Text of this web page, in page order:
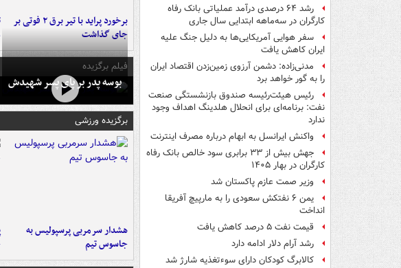
رشد ۶۴ درصدی درآمد عملیاتی بانک رفاه
کارگران در سه‌ماهه ابتدایی سال جاری
سفر هوایی آمریکایی‌ها به دلیل جنگ علیه
ایران کاهش یافت
مدنی‌زاده: دشمن آرزوی زمین‌زدن اقتصاد ایران
را به گور خواهد برد
رئیس هیئت‌رئیسه صندوق بازنشستگی صنعت
نفت: برنامه‌ای برای انحلال هلدینگ اهداف وجود
ندارد
واکنش ایرانسل به ابهام درباره مصرف اینترنت
جهش بیش از ۳۳ برابری سود خالص بانک رفاه
کارگران در بهار ۱۴۰۵
وزیر صمت عازم پاکستان شد
یمن ۶ نفتکش سعودی را به مارپیچ آفریقا
انداخت
قیمت نفت ۵ درصد کاهش یافت
رشد آرام دلار ادامه دارد
کالابرگ کودکان دارای سوءتغذیه شارژ شد
برخورد پراید با تیر برق ۲ فوتی بر
جای گذاشت
فیلم برگزیده
بوسه‌ پدر بر پای پسر شهیدش
برگزیده ورزشی
هشدار سرمربی پرسپولیس به
جاسوس تیم